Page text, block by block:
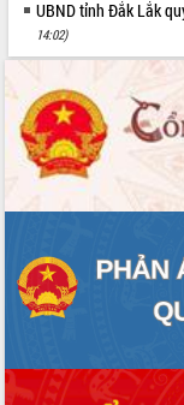
UBND tỉnh Đắk Lắk
14:02)